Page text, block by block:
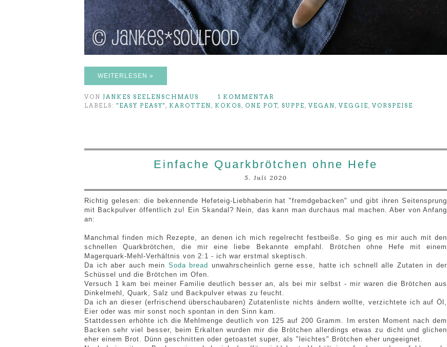
WEITERLESEN »
VON JANKES SEELENSCHMAUS
1 KOMMENTAR
LABELS:"EASY PEASY", KAROTTEN , KOKOS , ONE POT, SUPPE , VEGAN , VEGGIE , VORSPEISE
Einfache Quarkbrötchen ohne Hefe
5. Juli 2020
Richtig gelesen: die bekennende Hefeteig-Liebhaberin hat "fremdgebacken" und gibt ihren Seitensprung
mit Backpulver öffentlich zu! Ein Skandal? Nein, das kann man durchaus mal machen. Aber von Anfang
an:
Manchmal finden mich Rezepte, an denen ich mich regelrecht festbeiße. So ging es mir auch mit den
schnellen Quarkbrötchen, die mir eine liebe Bekannte empfahl. Brötchen ohne Hefe mit einem
Magerquark-Mehl-Verhältnis von 2:1 - ich war erstmal skeptisch.
Da ich aber auch mein Soda bread unwahrscheinlich gerne esse, hatte ich schnell alle Zutaten in der
Schüssel und die Brötchen im Ofen.
Versuch 1 kam bei meiner Familie deutlich besser an, als bei mir selbst - mir waren die Brötchen aus
Dinkelmehl, Quark, Salz und Backpulver etwas zu feucht.
Da ich an dieser (erfrischend überschaubaren) Zutatenliste nichts ändern wollte, verzichtete ich auf Öl,
Eier oder was mir sonst noch spontan in den Sinn kam.
Stattdessen erhöhte ich die Mehlmenge deutlich von 125 auf 200 Gramm. Im ersten Moment nach dem
Backen sehr viel besser, beim Erkalten wurden mir die Brötchen allerdings etwas zu dicht und glichen
eher einem Brot. Dünn geschnitten oder getoastet super, als "leichtes" Brötchen eher ungeeignet.